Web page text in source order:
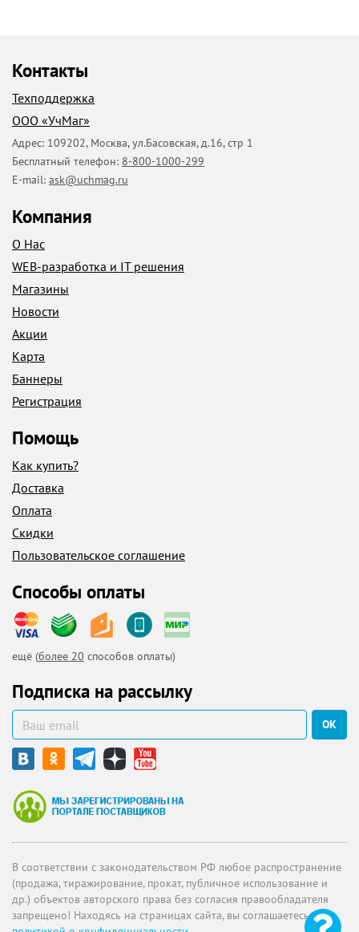
Контакты
Техподдержка
ООО «УчМаг»
Адрес: 109202, Москва,ул.Басовская, д.16, стр 1
Бесплатный телефон: 8-800-1000-299
E-mail: ask@uchmag.ru
Компания
О Нас
WEB-разработка и IT решения
Магазины
Новости
Акции
Карта
Баннеры
Регистрация
Помощь
Как купить?
Доставка
Оплата
Скидки
Пользовательское соглашение
Способы оплаты
ещё (более 20 способов оплаты)
Подписка на рассылку
ОК
В соответствии с законодательством РФ любое распространение
(продажа, тиражирование, прокат, публичное использование и
др.) объектов авторского права без согласия правообладателя
запрещено! Находясь на страницах сайта, вы соглашаетесь с